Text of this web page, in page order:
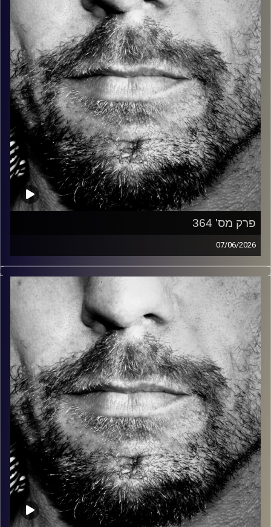
קרדיט תמונות: David Goehring
פרק מס' 364
07/06/2026
זיפים, מוזיקה מחוספסת של הופעות חיות. הרבה ג'אם, רוק,
בלוז, bluegrass, ג'אז, Fאנק, פרוגרסיב ואפילו אלקטרוניקה.
כל מה שחי, אמיתי ונושם.
עם שמוליק רגב.
קרדיט תמונות: David Goehring